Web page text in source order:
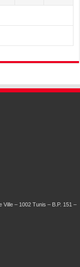
Ville – 1002 Tunis – B.P. 151 –